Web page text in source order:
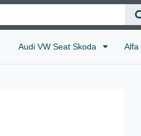
Audi VW Seat Skoda Alfa